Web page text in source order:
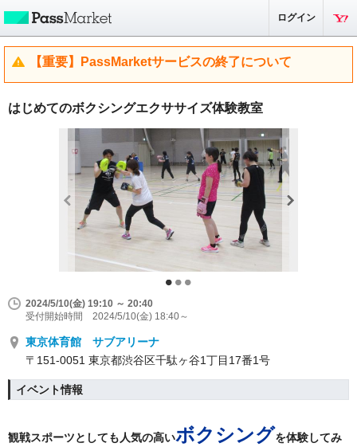
ログイン
【重要】PassMarketサービスの終了について
はじめてのボクシングエクササイズ体験教室
2024/5/10(金) 19:10 ～ 20:40
受付開始時間 2024/5/10(金) 18:40～
東京体育館 サブアリーナ
〒151-0051 東京都渋谷区千駄ヶ谷1丁目17番1号
イベント情報
観戦スポーツとしても人気の高いボクシングを体験してみ